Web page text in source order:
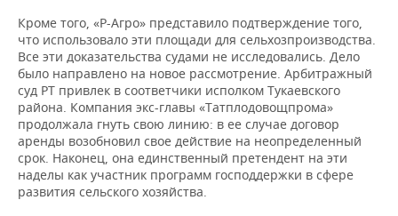
Кроме того, «Р-Агро» представило подтверждение того,
что использовало эти площади для сельхозпроизводства.
Все эти доказательства судами не исследовались. Дело
было направлено на новое рассмотрение. Арбитражный
суд РТ привлек в соответчики исполком Тукаевского
района. Компания экс-главы «Татплодовощпрома»
продолжала гнуть свою линию: в ее случае договор
аренды возобновил свое действие на неопределенный
срок. Наконец, она единственный претендент на эти
наделы как участник программ господдержки в сфере
развития сельского хозяйства.